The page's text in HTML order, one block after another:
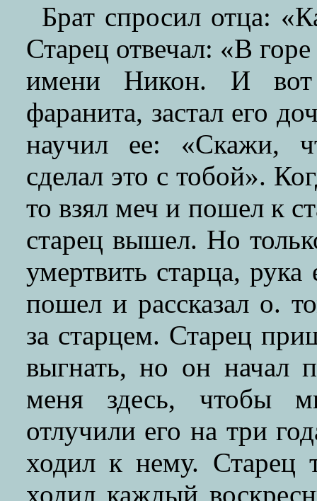
Брат спросил отца:
Старец отвечал: «В
имени Никон. И
фаранита, застал его
научил ее: «Скажи,
сделал это с тобой».
то взял меч и пошел к
старец вышел. Но
умертвить старца,
пошел и рассказал о.
за старцем. Старец
выгнать, но он начал
меня здесь, чтобы
отлучили его на три
ходил к нему. Старец
ходил каждый